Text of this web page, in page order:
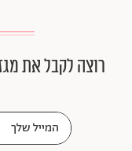
רוצה לקבל את